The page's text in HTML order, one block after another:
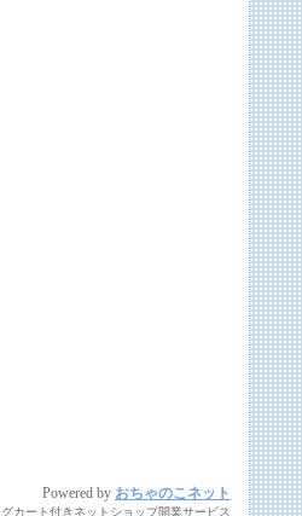
Powered by おちゃのこネット
カート付きネットショップ開業サービス